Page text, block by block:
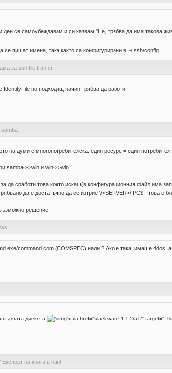
се самоубеждавам и си казвам "Не, трябва да има такова
се пишат имена, така както са конфигурирани в ~/.ssh/config .
за ssh file tranfer
по подходящ начин трябва да работи.
samba
думи е многопотребителска: един ресурс = един потребител
samba<->win и win<->win.
да сработи това което искаш(в конфигурационния файл има
да е достатъчно да се изтрие \\<SERVER>\IPC$ - това е
решение.
command.com (COMSPEC) нали ? Ако е така, имаше 4dos,
първата дискета
'> <a href="slackware-1.1.2/a1/"
/ Eкспорт на книга в html